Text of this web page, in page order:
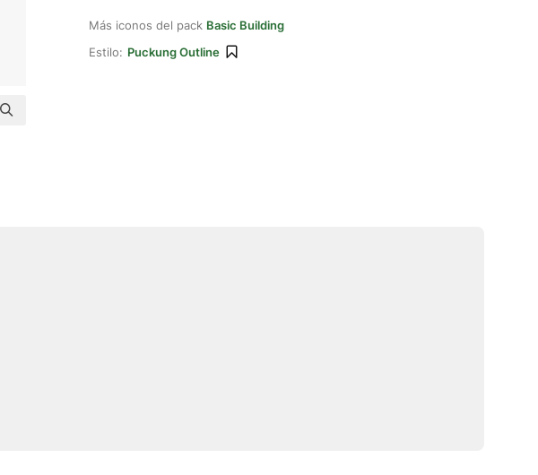
Más iconos del pack Basic Building
Estilo: Puckung Outline